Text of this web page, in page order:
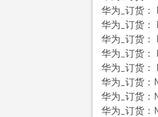
华为_订货
华为_订货
华为_订货
华为_订货
华为_订货
华为_订货
华为_订货
华为_订货